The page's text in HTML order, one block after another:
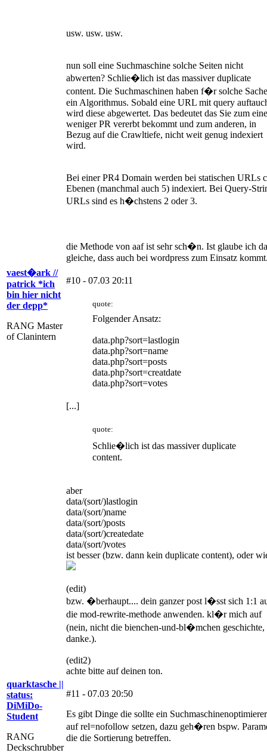
usw. usw. usw.
nun soll eine Suchmaschine solche Seiten nicht
abwerten? Schlie�lich ist das massiver duplicate
content. Die Suchmaschinen haben f�r solche
ein Algorithmus. Sobald eine URL mit query
wird diese abgewertet. Das bedeutet das Sie zum
weniger PR vererbt bekommt und zum anderen, in
Bezug auf die Crawltiefe, nicht weit genug indexiert
wird.
Bei einer PR4 Domain werden bei statischen URLs
Ebenen (manchmal auch 5) indexiert. Bei Query-
URLs sind es h�chstens 2 oder 3.
die Methode von aaf ist sehr sch�n. Ist glaube ich
gleiche, dass auch bei wordpress zum Einsatz
vaest�ark //
patrick *ich
bin hier nicht
der depp*
RANG Master
of Clanintern
#10 - 07.03 20:11
quote:
Folgender Ansatz:
data.php?sort=lastlogin
data.php?sort=name
data.php?sort=posts
data.php?sort=creatdate
data.php?sort=votes
[...]
quote:
Schlie�lich ist das massiver duplicate
content.
aber
data/(sort/)lastlogin
data/(sort/)name
data/(sort/)posts
data/(sort/)createdate
data/(sort/)votes
ist besser (bzw. dann kein duplicate content), oder
(edit)
bzw. �berhaupt.... dein ganzer post l�sst sich 1:1
die mod-rewrite-methode anwenden. kl�r mich auf
(nein, nicht die bienchen-und-bl�mchen geschichte,
danke.).
(edit2)
achte bitte auf deinen ton.
quarktasche ||
status:
DiMiDo-
Student
RANG
Deckschrubber
#11 - 07.03 20:50
Es gibt Dinge die sollte ein Suchmaschinenoptimierer
auf rel=nofollow setzen, dazu geh�ren bspw.
die die Sortierung betreffen.